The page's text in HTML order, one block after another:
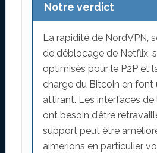
Notre verdict
La rapidité de NordVPN,
de déblocage de Netflix,
optimisés pour le P2P et
charge du Bitcoin en font
attirant. Les interfaces de
ont besoin d’être
support peut être
aimerions en particulier